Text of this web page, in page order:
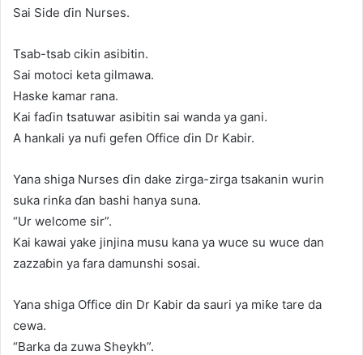
Sai Side ɗin Nurses.
Tsab-tsab cikin asibitin.
Sai motoci keta gilmawa.
Haske kamar rana.
Kai faɗin tsatuwar asibitin sai wanda ya gani.
A hankali ya nufi gefen Office ɗin Dr Kabir.
Yana shiga Nurses ɗin dake zirga-zirga tsakanin wurin
suka rinƙa ɗan bashi hanya suna.
“Ur welcome sir”.
Kai kawai yake jinjina musu kana ya wuce su wuce dan
zazzaɓin ya fara damunshi sosai.
Yana shiga Office din Dr Kabir da sauri ya miƙe tare da
cewa.
“Barka da zuwa Sheykh”.